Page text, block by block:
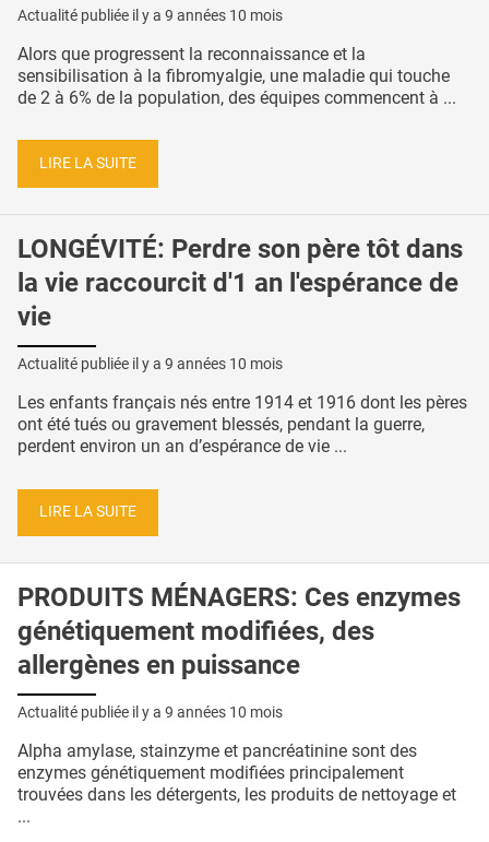
Actualité publiée il y a 9 années 10 mois
Alors que progressent la reconnaissance et la
sensibilisation à la fibromyalgie, une maladie qui touche
de 2 à 6% de la population, des équipes commencent à ...
LIRE LA SUITE
LONGÉVITÉ: Perdre son père tôt dans
la vie raccourcit d'1 an l'espérance de
vie
Actualité publiée il y a 9 années 10 mois
Les enfants français nés entre 1914 et 1916 dont les pères
ont été tués ou gravement blessés, pendant la guerre,
perdent environ un an d’espérance de vie ...
LIRE LA SUITE
PRODUITS MÉNAGERS: Ces enzymes
génétiquement modifiées, des
allergènes en puissance
Actualité publiée il y a 9 années 10 mois
Alpha amylase, stainzyme et pancréatinine sont des
enzymes génétiquement modifiées principalement
trouvées dans les détergents, les produits de nettoyage et
...